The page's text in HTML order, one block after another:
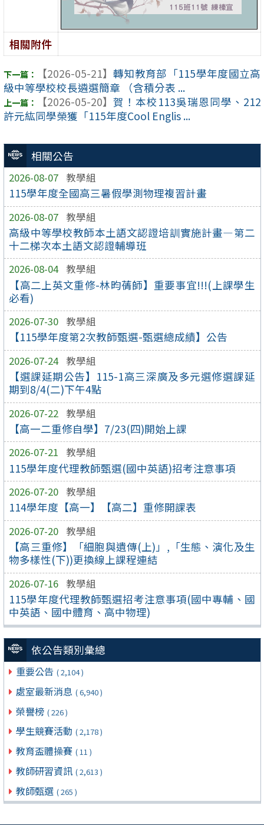
相關公告
2026-08-07 教學組
115學年度全國高三暑假學測物理複習計畫
2026-08-07 教學組
高級中等學校教師本土語文認證培訓實施計畫—第二
十二梯次本土語文認證輔導班
2026-08-04 教學組
【高二上英文重修-林昀蒨師】重要事宜!!!(上課學生
必看)
2026-07-30 教學組
【115學年度第2次教師甄選-甄選總成績】公告
2026-07-24 教學組
【選課延期公告】115-1高三深廣及多元選修選課延
期到8/4(二)下午4點
2026-07-22 教學組
【高一二重修自學】7/23(四)開始上課
2026-07-21 教學組
115學年度代理教師甄選(國中英語)招考注意事項
2026-07-20 教學組
114學年度【高一】【高二】重修開課表
2026-07-20 教學組
【高三重修】「細胞與遺傳(上)」,「生態、演化及生
物多樣性(下))更換線上課程連結
2026-07-16 教學組
115學年度代理教師甄選招考注意事項(國中專輔、國
中英語、國中體育、高中物理)
依公告類別彙總
重要公告 ( 2,104 )
處室最新消息 ( 6,940 )
榮譽榜 ( 226 )
學生競賽活動 ( 2,178 )
教育盃體操賽 ( 11 )
教師研習資訊 ( 2,613 )
教師甄選 ( 265 )
相關附件
【2026-05-21】 轉知教育部「115學年度國立高
級中等學校校長遴選簡章 （含積分表 ...
【2026-05-20】 賀！本校113吳瑞恩同學、212
許元紘同學榮獲「115年度Cool Englis ...